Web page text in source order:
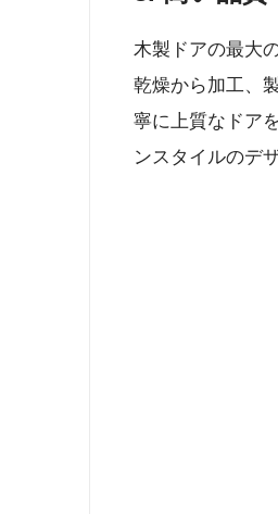
木製ドアの最大
乾燥から加工、
寧に上質なドア
ンスタイルのデ